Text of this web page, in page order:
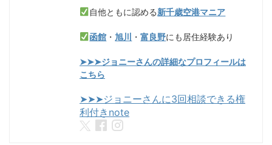
自他ともに認める新千歳空港マニア
函館 ・旭川 ・富良野にも居住経験あり
➤➤➤ジョニーさんの詳細なプロフィールは
こちら
➤➤➤ジョニーさんに3回相談できる権
利付きnote